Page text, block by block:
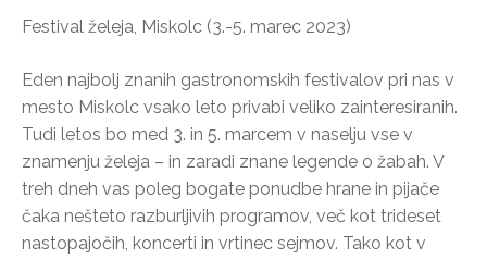
Festival želeja, Miskolc (3.-5. marec 2023)
Eden najbolj znanih gastronomskih festivalov pri nas v
mesto Miskolc vsako leto privabi veliko zainteresiranih.
Tudi letos bo med 3. in 5. marcem v naselju vse v
znamenju želeja – in zaradi znane legende o žabah. V
treh dneh vas poleg bogate ponudbe hrane in pijače
čaka nešteto razburljivih programov, več kot trideset
nastopajočih, koncerti in vrtinec sejmov. Tako kot v